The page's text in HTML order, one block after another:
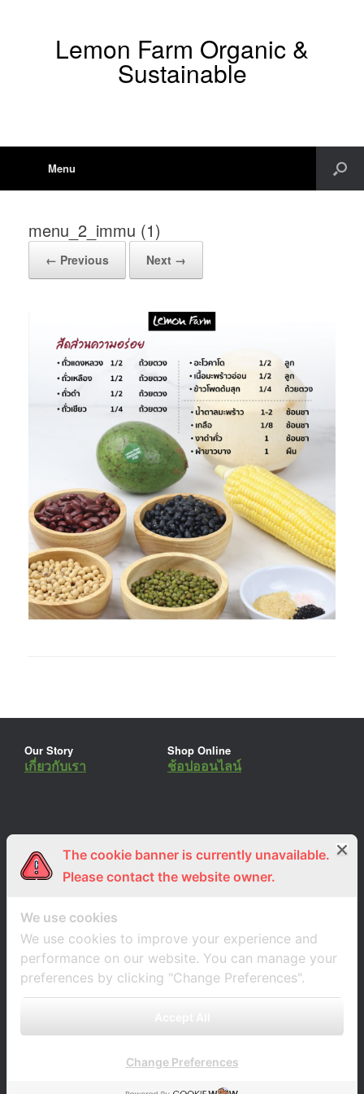
Lemon Farm Organic &
Sustainable
Menu
menu_2_immu (1)
← Previous Next →
Our Story
เกี่ยวกับเรา
Shop Online
ช้อปออนไลน์
ร่วมงานกับเรา
สมัครงาน
Lemon Farm Cafe
ร้านอาหารอินทรีย์
The cookie banner is currently unavailable.
Please contact the website owner.
We use cookies
We use cookies to improve your experience and
performance on our website. You can manage your
preferences by clicking "Change Preferences".
Change Preferences